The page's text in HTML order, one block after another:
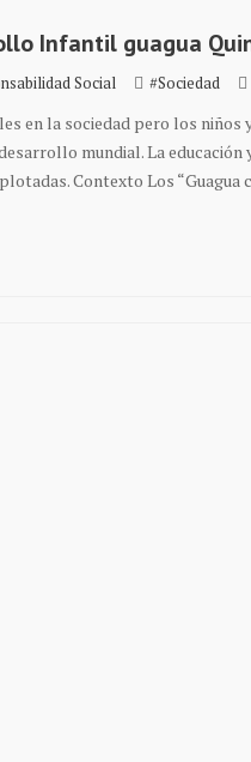
Infantil guagua
Social #Sociedad
en la sociedad pero los
mundial. La
Contexto Los